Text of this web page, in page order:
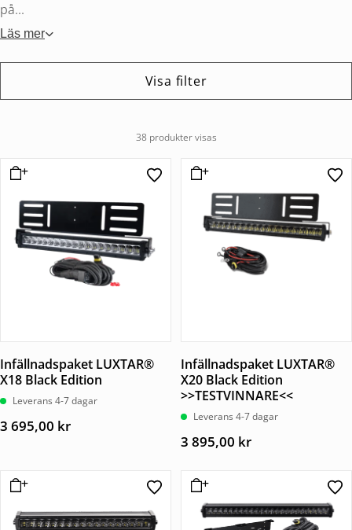
på...
Läs mer
Visa filter
38 produkter visas
Infällnadspaket LUXTAR®
X18 Black Edition
Leverans 4-7 dagar
3 695,00 kr
Infällnadspaket LUXTAR®
X20 Black Edition
>>TESTVINNARE<<
Leverans 4-7 dagar
3 895,00 kr